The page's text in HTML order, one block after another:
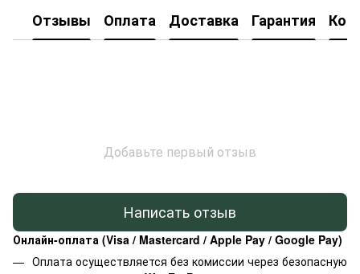
Отзывы Оплата Доставка Гарантия
Добавьте первый отзыв
Написать отзыв
Онлайн-оплата (Visa / Mastercard / Apple Pay / Google Pay)
Оплата осуществляется без комиссии через безопасную